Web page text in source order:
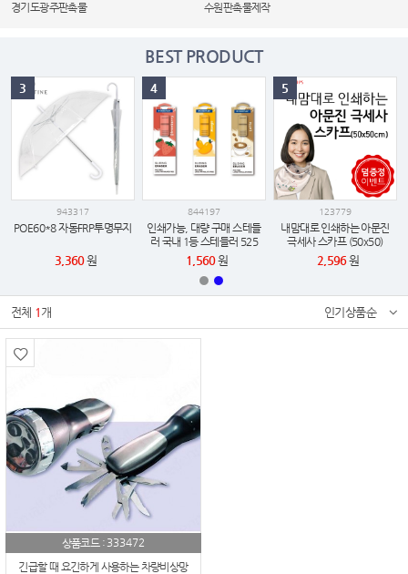
경기도광주판촉물
수원판촉물제작
BEST PRODUCT
943317
POE60*8 자동FRP투명무지
3,360원
3
844197
인쇄가능, 대량 구매 스테들
러 국내 1등 스테들러 525
슬라이딩 지우개 2025 카페
에디션 한정판
1,560원
4
123779
내맘대로 인쇄하는 아문진
극세사 스카프 (50x50)
2,596원
5
전체 1 개 인기상품순
상품코드 : 333472
긴급할 때 요긴하게 사용하는 차량비상망